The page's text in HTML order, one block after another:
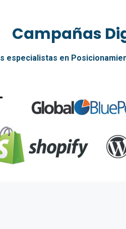
Campañas
especialistas en